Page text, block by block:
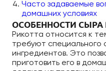
Часто задаваемые
домашних условиях
ОСОБЕННОСТИ СЫРА
Рикотта относится к
требуют специального
ингредиентов. Это
приготовить его в